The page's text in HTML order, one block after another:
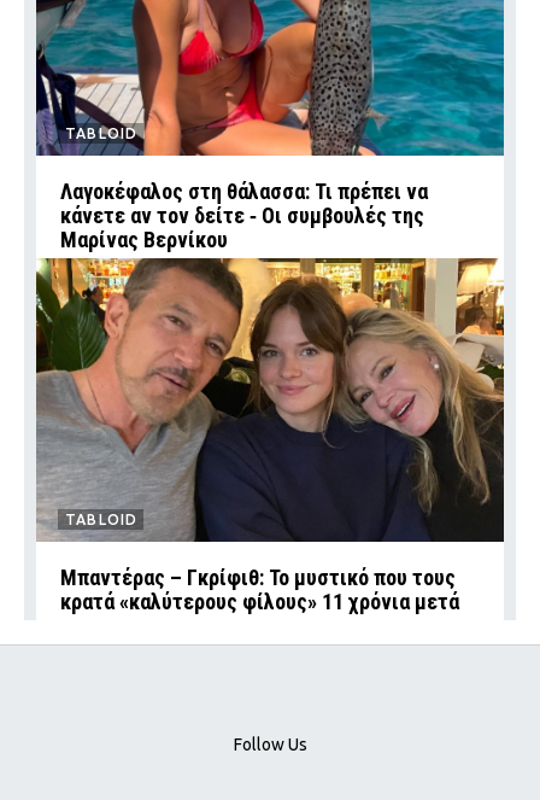
TABLOID
Λαγοκέφαλος στη θάλασσα: Τι πρέπει να
κάνετε αν τον δείτε ‑ Οι συμβουλές της
Μαρίνας Βερνίκου
TABLOID
Μπαντέρας – Γκρίφιθ: Το μυστικό που τους
κρατά «καλύτερους φίλους» 11 χρόνια μετά
Follow Us